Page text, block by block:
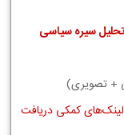
تحلیل سیره سیاسی
+ تصویری)
کمکی دریافت